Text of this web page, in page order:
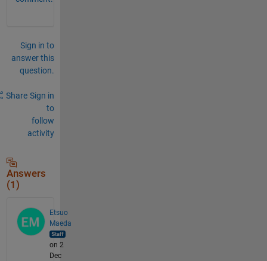
Sign in to
answer this
question.
Share Sign in
to
follow
activity
Answers
(1)
Etsuo
Maeda
on 2
Dec